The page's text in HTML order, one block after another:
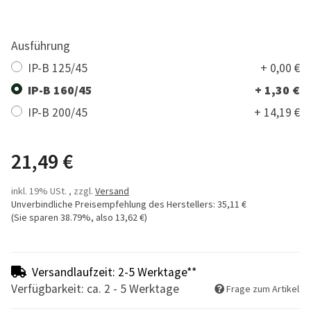
Ausführung
IP-B 125/45
+ 0,00 €
IP-B 160/45
+ 1,30 €
IP-B 200/45
+ 14,19 €
21,49 €
inkl. 19% USt. , zzgl. Versand
Unverbindliche Preisempfehlung des Herstellers: 35,11 €
(Sie sparen 38.79%, also 13,62 €)
Versandlaufzeit: 2-5 Werktage**
Verfügbarkeit: ca. 2 - 5 Werktage
Frage zum Artikel